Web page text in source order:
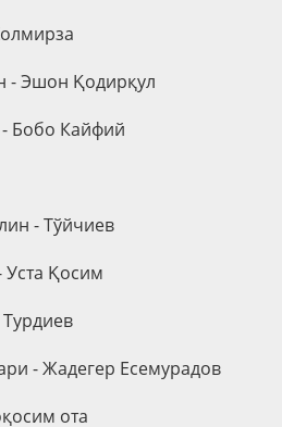
- Эшон Қодирқул
- Бобо Кайфий
- Тўйчиев
Қосим
- Жадегер Есемурадов
ота